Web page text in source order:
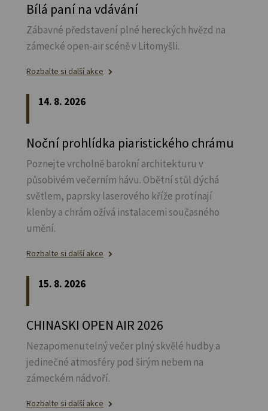
Bílá paní na vdávání
Zábavné představení plné hereckých hvězd na
zámecké open-air scéně v Litomyšli.
Rozbalte si další akce
14. 8. 2026
Noční prohlídka piaristického chrámu
Poznejte vrcholně barokní architekturu v
působivém večerním hávu. Obětní stůl dýchá
světlem, paprsky laserového kříže protínají
klenby a chrám ožívá instalacemi současného
umění.
Rozbalte si další akce
15. 8. 2026
CHINASKI OPEN AIR 2026
Nezapomenutelný večer plný skvělé hudby a
jedinečné atmosféry pod širým nebem na
zámeckém nádvoří.
Rozbalte si další akce